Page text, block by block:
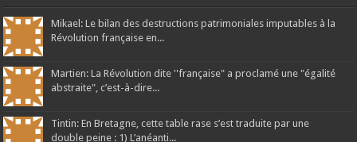
Mikael: Le bilan des destructions patrimoniales imputables à la
Révolution française en...
Martien: La Révolution dite ''française" a proclamé une "égalité
abstraite", c’est-à-dire...
Tintin: En Bretagne, cette table rase s’est traduite par une
double peine : 1) L’anéanti...